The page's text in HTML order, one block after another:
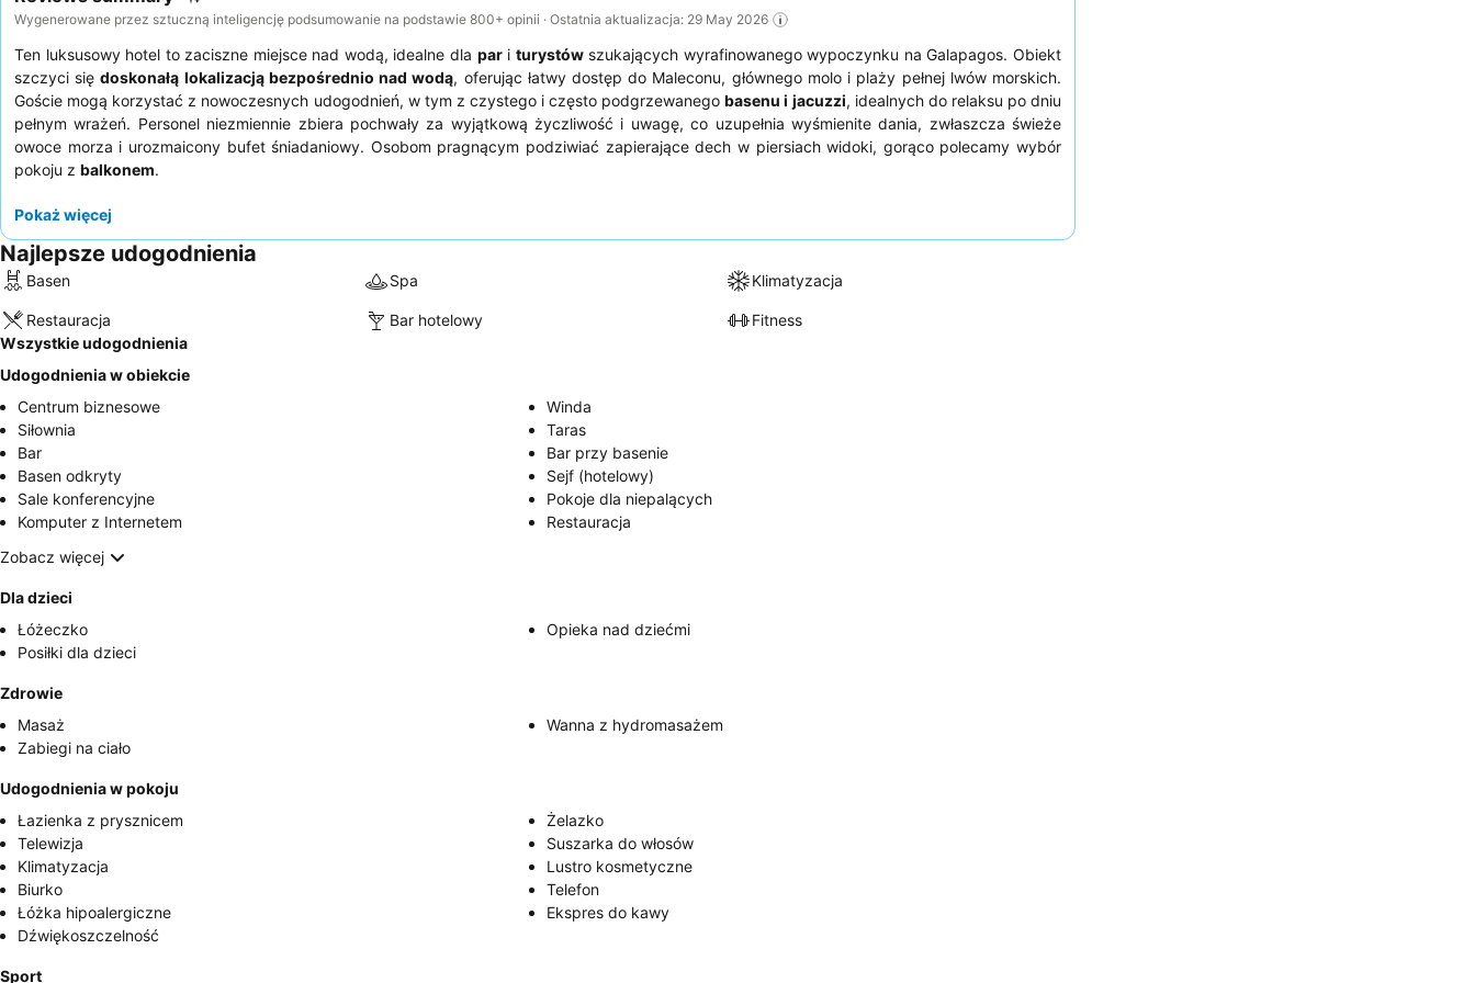
Wygenerowane przez sztuczną inteligencję podsumowanie na podstawie 800+ opinii · Ostatnia aktualizacja: 29 May 2026
Ten luksusowy hotel to zaciszne miejsce nad wodą, idealne dla pari turystówszukających wyrafinowanego wypoczynku na Galapagos. Obiekt
szczyci siędoskonałą lokalizacją bezpośrednio nad wodą, oferując łatwy dostęp do Maleconu, głównego molo i plaży pełnej lwów morskich.
Goście mogą korzystać z nowoczesnych udogodnień, w tym z czystego i często podgrzewanegobasenu i jacuzzi, idealnych do relaksu po dniu
pełnym wrażeń. Personel niezmiennie zbiera pochwały za wyjątkową życzliwość i uwagę, co uzupełnia wyśmienite dania, zwłaszcza świeże
owoce morza i urozmaicony bufet śniadaniowy. Osobom pragnącym podziwiać zapierające dech w piersiach widoki, gorąco polecamy wybór
pokoju z balkonem.
Pokaż więcej
Najlepsze udogodnienia
Basen Spa Klimatyzacja
Restauracja Bar hotelowy
Fitness
Wszystkie udogodnienia
Udogodnienia w obiekcie
Centrum biznesowe
Winda
Siłownia
Taras
Bar
Bar przy basenie
Basen odkryty
Sejf (hotelowy)
Sale konferencyjne
Pokoje dla niepalących
Komputer z Internetem
Restauracja
Zobacz więcej
Dla dzieci
Łóżeczko
Opieka nad dziećmi
Posiłki dla dzieci
Zdrowie
Masaż
Wanna z hydromasażem
Zabiegi na ciało
Udogodnienia w pokoju
Łazienka z prysznicem
Żelazko
Telewizja
Suszarka do włosów
Klimatyzacja
Lustro kosmetyczne
Biurko
Telefon
Łóżka hipoalergiczne
Ekspres do kawy
Dźwiękoszczelność
Sport